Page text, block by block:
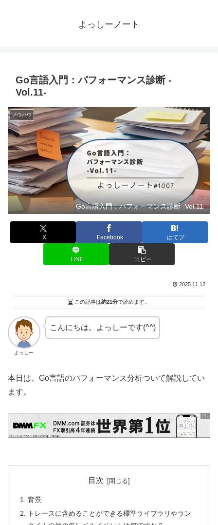
よっしーノート
Go言語入門：パフォーマンス診断 -
Vol.11-
ノウハウ
Go言語入門：パフォーマンス診断 -Vol.11-
X Facebook はてブ
LINE コピー
2025.11.12
この記事は約21分で読めます。
よっしー
こんにちは。よっしーです(^^)
本日は、Go言語のパフォーマンス分析ついて解説してい
ます。
目次
背景
トレースに含めることができる標準ライブラリやラン